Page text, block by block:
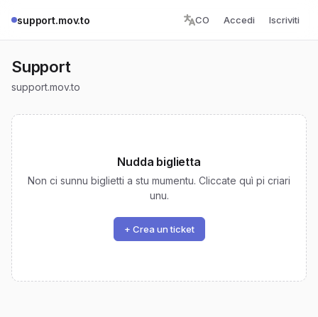
support.mov.to CO Accedi Iscriviti
Support
support.mov.to
Nudda biglietta
Non ci sunnu biglietti a stu mumentu. Cliccate quì pi criari
unu.
+ Crea un ticket